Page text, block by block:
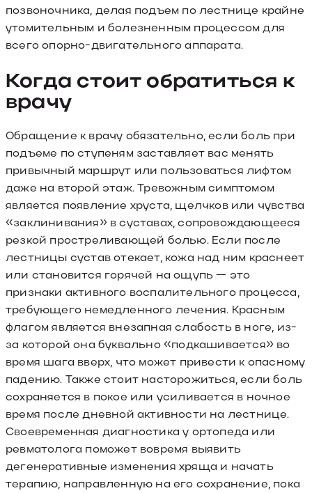
позвоночника, делая подъем по лестнице крайне
утомительным и болезненным процессом для
всего опорно-двигательного аппарата.
Когда стоит обратиться к
врачу
Обращение к врачу обязательно, если боль при
подъеме по ступеням заставляет вас менять
привычный маршрут или пользоваться лифтом
даже на второй этаж. Тревожным симптомом
является появление хруста, щелчков или чувства
«заклинивания» в суставах, сопровождающееся
резкой простреливающей болью. Если после
лестницы сустав отекает, кожа над ним краснеет
или становится горячей на ощупь — это
признаки активного воспалительного процесса,
требующего немедленного лечения. Красным
флагом является внезапная слабость в ноге, из-
за которой она буквально «подкашивается» во
время шага вверх, что может привести к опасному
падению. Также стоит насторожиться, если боль
сохраняется в покое или усиливается в ночное
время после дневной активности на лестнице.
Своевременная диагностика у ортопеда или
ревматолога поможет вовремя выявить
дегенеративные изменения хряща и начать
терапию, направленную на его сохранение, пока